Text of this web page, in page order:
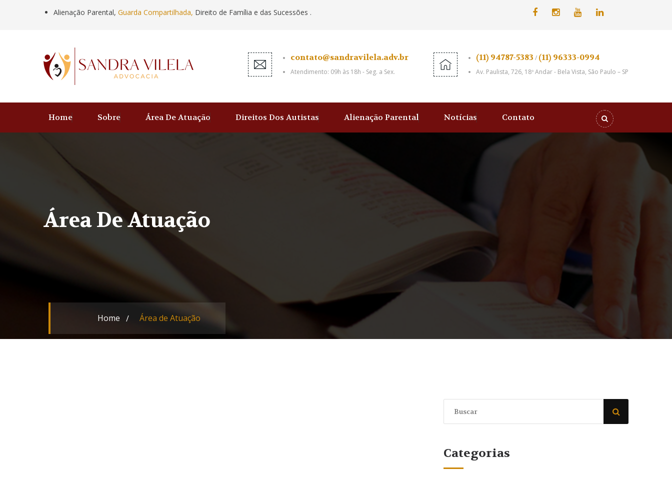
Alienação Parental, Guarda Compartilhada, Direito de Família e das Sucessões .
contato@sandravilela.adv.br
Atendimento: 09h às 18h - Seg. a Sex.
(11) 94787-5383 / (11) 96333-0994
Av. Paulista, 726, 18º Andar - Bela Vista, São Paulo – SP
Home Sobre Área De Atuação Direitos Dos Autistas Alienação Parental Notícias Contato
Área De Atuação
Home Área de Atuação
Categorias